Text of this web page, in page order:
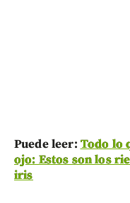
Puede leer: Todo lo
ojo: Estos son los
iris